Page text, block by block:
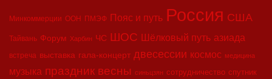
Минкоммерции ООН ПМЭФ Пояс и путь Россия США
Тайвань Форум Харбин ЧС ШОС Шёлковый путь азиада
встреча выставка гала-концерт двесессии космос медицина
музыка праздник весны синьцзян сотрудничество спутник